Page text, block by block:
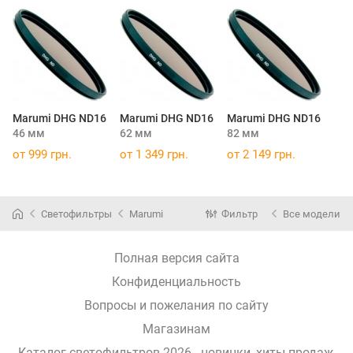
Marumi DHG ND16
46 мм
Marumi DHG ND16
62 мм
Marumi DHG ND16
82 мм
от 999 грн. от 1 349 грн. от 2 149 грн.
Светофильтры Marumi Фильтр Все модели
Полная версия сайта
Конфиденциальность
Вопросы и пожелания по сайту
Магазинам